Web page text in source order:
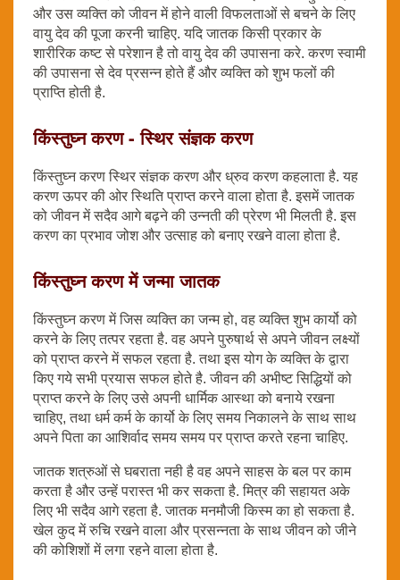
और उस व्यक्ति को जीवन में होने वाली विफलताओं से बचने के लिए
वायु देव की पूजा करनी चाहिए. यदि जातक किसी प्रकार के
शारीरिक कष्ट से परेशान है तो वायु देव की उपासना करे. करण स्वामी
की उपासना से देव प्रसन्न होते हैं और व्यक्ति को शुभ फलों की
प्राप्ति होती है.
किंस्तुघ्न करण - स्थिर संज्ञक करण
किंस्तुघ्न करण स्थिर संज्ञक करण और ध्रुव करण कहलाता है. यह
करण ऊपर की ओर स्थिति प्राप्त करने वाला होता है. इसमें जातक
को जीवन में सदैव आगे बढ़ने की उन्नती की प्रेरण भी मिलती है. इस
करण का प्रभाव जोश और उत्साह को बनाए रखने वाला होता है.
किंस्तुघ्न करण में जन्मा जातक
किंस्तुघ्न करण में जिस व्यक्ति का जन्म हो, वह व्यक्ति शुभ कार्यो को
करने के लिए तत्पर रहता है. वह अपने पुरुषार्थ से अपने जीवन लक्ष्यों
को प्राप्त करने में सफल रहता है. तथा इस योग के व्यक्ति के द्वारा
किए गये सभी प्रयास सफल होते है. जीवन की अभीष्ट सिद्धियों को
प्राप्त करने के लिए उसे अपनी धार्मिक आस्था को बनाये रखना
चाहिए, तथा धर्म कर्म के कार्यो के लिए समय निकालने के साथ साथ
अपने पिता का आशिर्वाद समय समय पर प्राप्त करते रहना चाहिए.
जातक शत्रुओं से घबराता नही है वह अपने साहस के बल पर काम
करता है और उन्हें परास्त भी कर सकता है. मित्र की सहायत अके
लिए भी सदैव आगे रहता है. जातक मनमौजी किस्म का हो सकता है.
खेल कुद में रुचि रखने वाला और प्रसन्नता के साथ जीवन को जीने
की कोशिशों में लगा रहने वाला होता है.